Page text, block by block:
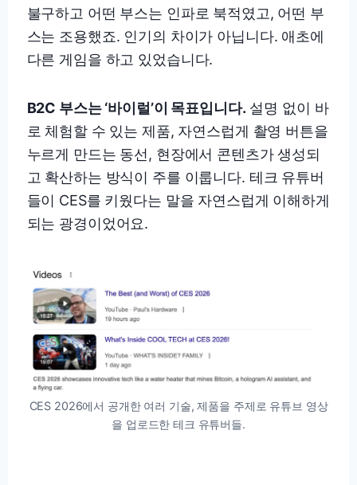
불구하고 어떤 부스는 인파로 북적였고, 어떤 부
스는 조용했죠. 인기의 차이가 아닙니다. 애초에
다른 게임을 하고 있었습니다.
B2C 부스는 ‘바이럴’이 목표입니다. 설명 없이 바
로 체험할 수 있는 제품, 자연스럽게 촬영 버튼을
누르게 만드는 동선, 현장에서 콘텐츠가 생성되
고 확산하는 방식이 주를 이룹니다. 테크 유튜버
들이 CES를 키웠다는 말을 자연스럽게 이해하게
되는 광경이었어요.
CES 2026에서 공개한 여러 기술, 제품을 주제로 유튜브 영상
을 업로드한 테크 유튜버들.